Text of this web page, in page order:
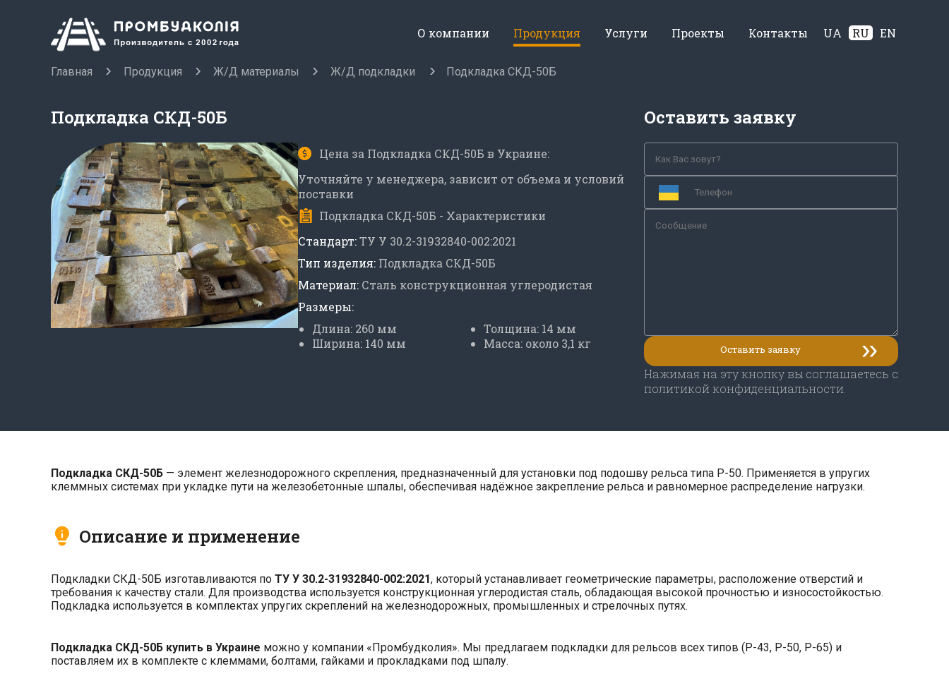
О компании Продукция Услуги Проекты Контакты UA RU EN
Главная Продукция Ж/Д материалы Ж/Д подкладки Подкладка СКД-50Б
Подкладка СКД-50Б
Цена за Подкладка СКД-50Б в Украине:
Уточняйте у менеджера, зависит от объема и условий
поставки
Подкладка СКД-50Б - Характеристики
Стандарт:ТУ У 30.2-31932840-002:2021
Тип изделия: Подкладка СКД-50Б
Материал: Сталь конструкционная углеродистая
Размеры:
Длина: 260 мм
Ширина: 140 мм
Толщина: 14 мм
Масса: около 3,1 кг
Оставить заявку
Нажимая на эту кнопку вы соглашаетесь с
политикой конфиденциальности.
Подкладка СКД-50Б — элемент железнодорожного скрепления, предназначенный для установки под подошву рельса типа Р-50. Применяется в упругих
клеммных системах при укладке пути на железобетонные шпалы, обеспечивая надёжное закрепление рельса и равномерное распределение нагрузки.
Описание и применение
Подкладки СКД-50Б изготавливаются по ТУ У 30.2-31932840-002:2021, который устанавливает геометрические параметры, расположение отверстий и
требования к качеству стали. Для производства используется конструкционная углеродистая сталь, обладающая высокой прочностью и износостойкостью.
Подкладка используется в комплектах упругих скреплений на железнодорожных, промышленных и стрелочных путях.
Подкладка СКД-50Б купить в Украине можно у компании «Промбудколия». Мы предлагаем подкладки для рельсов всех типов (Р-43, Р-50, Р-65) и
поставляем их в комплекте с клеммами, болтами, гайками и прокладками под шпалу.